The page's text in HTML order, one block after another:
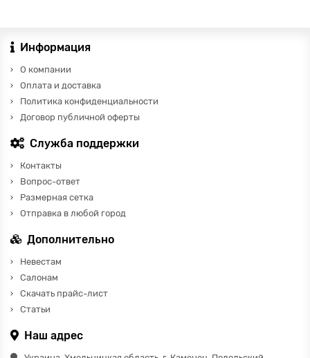
Информация
О компании
Оплата и доставка
Политика конфиденциальности
Договор публичной оферты
Служба поддержки
Контакты
Вопрос-ответ
Размерная сетка
Отправка в любой город
Дополнительно
Невестам
Салонам
Скачать прайс-лист
Статьи
Наш адрес